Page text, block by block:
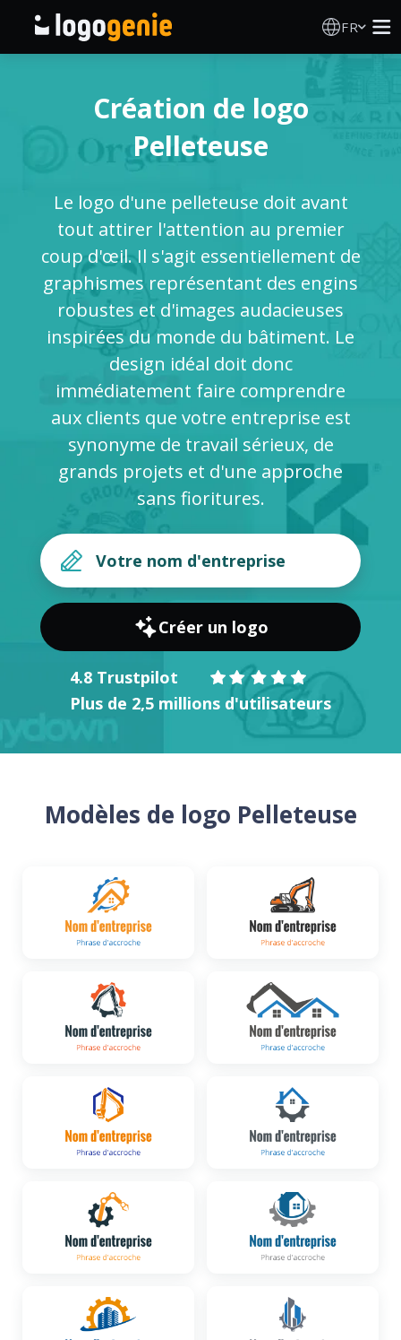
FR
Générateur de logo IA
Produits imprimés
À propos
Blog
SE CONNECTER
Création de logo
Pelleteuse
Le logo d'une pelleteuse doit avant
tout attirer l'attention au premier
coup d'œil. Il s'agit essentiellement de
graphismes représentant des engins
robustes et d'images audacieuses
inspirées du monde du bâtiment. Le
design idéal doit donc
immédiatement faire comprendre
aux clients que votre entreprise est
synonyme de travail sérieux, de
grands projets et d'une approche
sans fioritures.
Créer un logo
4.8 Trustpilot
Plus de 2,5 millions d'utilisateurs
Modèles de logo Pelleteuse